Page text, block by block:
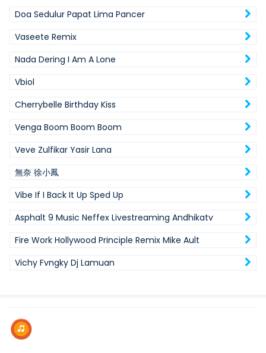
Doa Sedulur Papat Lima Pancer
Vaseete Remix
Nada Dering I Am A Lone
Vbiol
Cherrybelle Birthday Kiss
Venga Boom Boom Boom
Veve Zulfikar Yasir Lana
無奈 徐小鳳
Vibe If I Back It Up Sped Up
Asphalt 9 Music Neffex Livestreaming Andhikatv
Fire Work Hollywood Principle Remix Mike Ault
Vichy Fvngky Dj Lamuan